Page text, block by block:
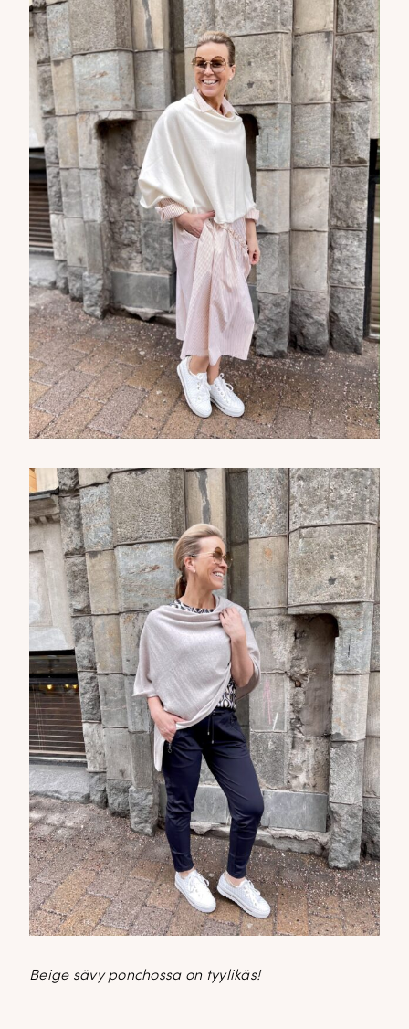
Beige sävy ponchossa on tyylikäs!